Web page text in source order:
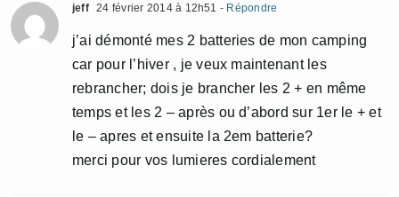
jeff 24 février 2014 à 12h51 - Répondre
j’ai démonté mes 2 batteries de mon camping
car pour l’hiver , je veux maintenant les
rebrancher; dois je brancher les 2 + en même
temps et les 2 – après ou d’abord sur 1er le + et
le – apres et ensuite la 2em batterie?
merci pour vos lumieres cordialement